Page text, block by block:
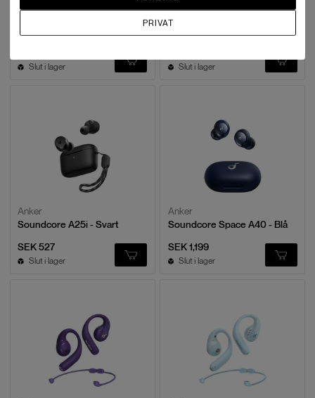
Slut i lager
Anker
Slut i lager
Anker
Soundcore A25i - Svart
SEK 527
Slut i lager
Anker
Soundcore Space A40 - Blå
SEK 1,199
Slut i lager
PRIVAT